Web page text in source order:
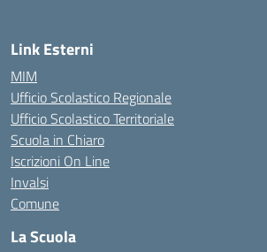
Link Esterni
MIM
Ufficio Scolastico Regionale
Ufficio Scolastico Territoriale
Scuola in Chiaro
Iscrizioni On Line
Invalsi
Comune
La Scuola